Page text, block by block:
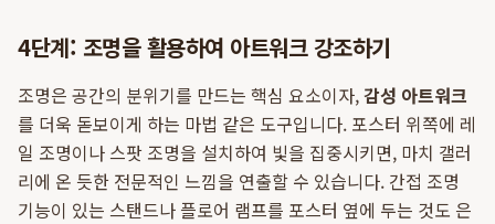
4단계: 조명을 활용하여 아트워크 강조하기
조명은 공간의 분위기를 만드는 핵심 요소이자,감성 아트워크
를 더욱 돋보이게 하는 마법 같은 도구입니다. 포스터 위쪽에 레
일 조명이나 스팟 조명을 설치하여 빛을 집중시키면, 마치 갤러
리에 온 듯한 전문적인 느낌을 연출할 수 있습니다. 간접 조명
기능이 있는 스탠드나 플로어 램프를 포스터 옆에 두는 것도 은